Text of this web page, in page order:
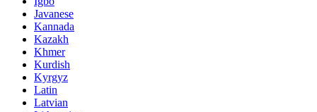
Javanese
Kannada
Kazakh
Khmer
Kurdish
Kyrgyz
Latin
Latvian